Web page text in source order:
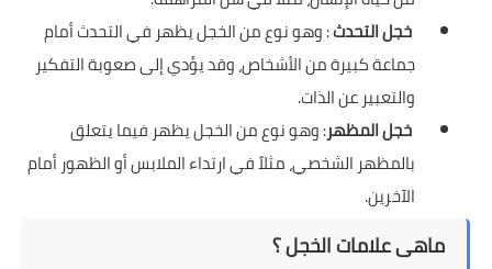
خجل التحدث: وهو نوع من الخجل يظهر في التحدث أمام
جماعة كبيرة من الأشخاص، وقد يؤدي إلى صعوبة التفكير
والتعبير عن الذات.
خجل المظهر: وهو نوع من الخجل يظهر فيما يتعلق
بالمظهر الشخصي، مثلاً في ارتداء الملابس أو الظهور أمام
الآخرين.
ماهى علامات الخجل ؟